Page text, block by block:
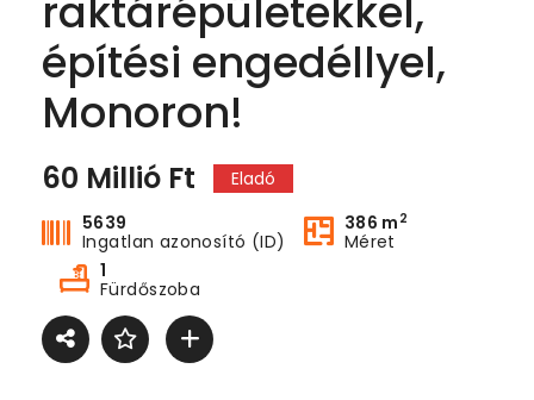
raktárépületekkel,
építési engedéllyel,
Monoron!
60 Millió Ft
Eladó
5639
Ingatlan azonosító (ID)
386 m 2
Méret
1
Fürdőszoba
Dunaparti egyedi kialakítású lakás eladó